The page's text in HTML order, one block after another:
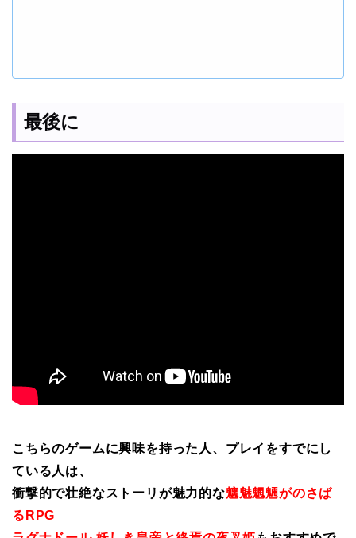
最後に
こちらのゲームに興味を持った人、プレイをすでにし
ている人は、
衝撃的で壮絶なストーリが魅力的な魑魅魍魎がのさば
るRPG